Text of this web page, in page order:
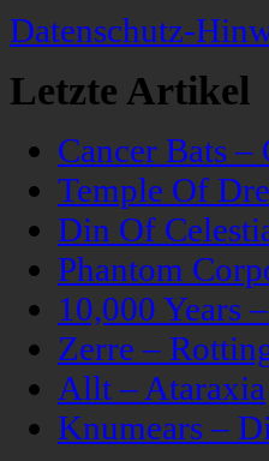
Datenschutz-
Letzte Artikel
Cancer Bats
Temple Of
Din Of
Phantom
10,000 Years
Zerre –
Allt – Ataraxia
Knumears –